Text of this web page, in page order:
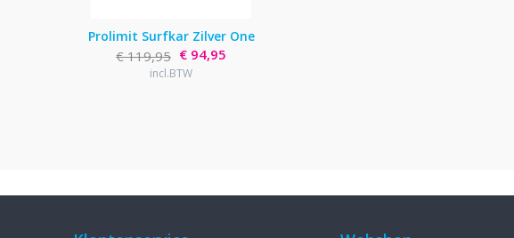
Prolimit Surfkar Zilver One
€ 119,95 € 94,95
incl.BTW